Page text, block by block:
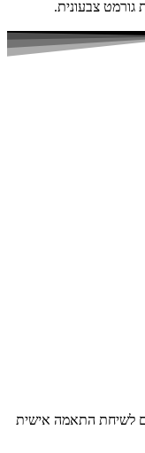
צבעונית.
לשיחת התאמה אישית